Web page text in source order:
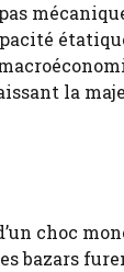
la
choc
bazars